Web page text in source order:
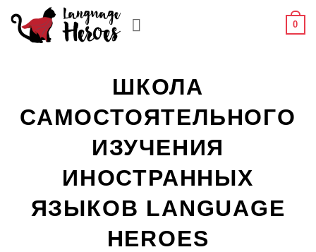
content
0
ШКОЛА
САМОСТОЯТЕЛЬНОГО
ИЗУЧЕНИЯ
ИНОСТРАННЫХ
ЯЗЫКОВ LANGUAGE
HEROES